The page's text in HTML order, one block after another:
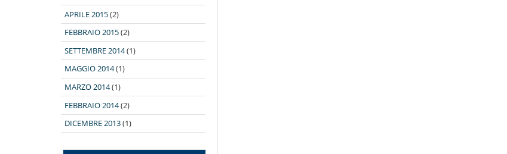
APRILE 2015(2)
FEBBRAIO 2015(2)
SETTEMBRE 2014(1)
MAGGIO 2014(1)
MARZO 2014(1)
FEBBRAIO 2014(2)
DICEMBRE 2013(1)